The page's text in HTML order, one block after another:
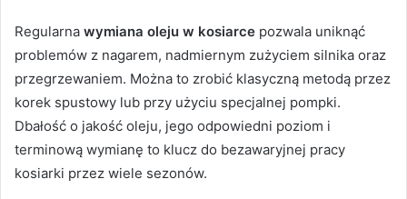
Regularna wymiana oleju w kosiarce pozwala uniknąć
problemów z nagarem, nadmiernym zużyciem silnika oraz
przegrzewaniem. Można to zrobić klasyczną metodą przez
korek spustowy lub przy użyciu specjalnej pompki.
Dbałość o jakość oleju, jego odpowiedni poziom i
terminową wymianę to klucz do bezawaryjnej pracy
kosiarki przez wiele sezonów.